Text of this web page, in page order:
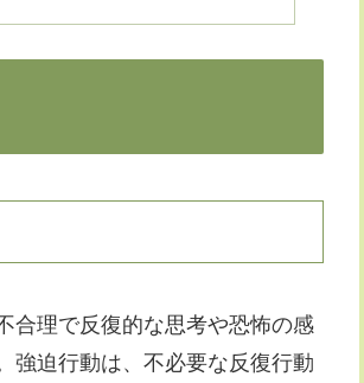
合理で反復的な思考や恐怖の感
強迫行動は、不必要な反復行動